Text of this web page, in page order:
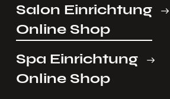
Salon Einrichtung
Online Shop
Spa Einrichtung
Online Shop